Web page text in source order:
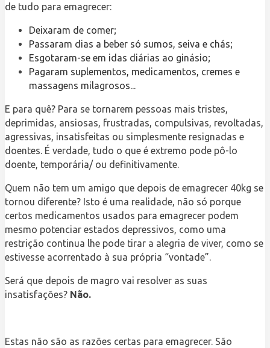
de tudo para emagrecer:
Deixaram de comer;
Passaram dias a beber só sumos, seiva e chás;
Esgotaram-se em idas diárias ao ginásio;
Pagaram suplementos, medicamentos, cremes e
massagens milagrosos...
E para quê? Para se tornarem pessoas mais tristes,
deprimidas, ansiosas, frustradas, compulsivas, revoltadas,
agressivas, insatisfeitas ou simplesmente resignadas e
doentes. É verdade, tudo o que é extremo pode pô-lo
doente, temporária/ ou definitivamente.
Quem não tem um amigo que depois de emagrecer 40kg se
tornou diferente? Isto é uma realidade, não só porque
certos medicamentos usados para emagrecer podem
mesmo potenciar estados depressivos, como uma
restrição continua lhe pode tirar a alegria de viver, como se
estivesse acorrentado à sua própria “vontade”.
Será que depois de magro vai resolver as suas
insatisfações? Não.
Estas não são as razões certas para emagrecer. São